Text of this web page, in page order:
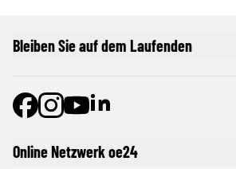
Online Netzwerk oe24
Bleiben Sie auf dem Laufenden